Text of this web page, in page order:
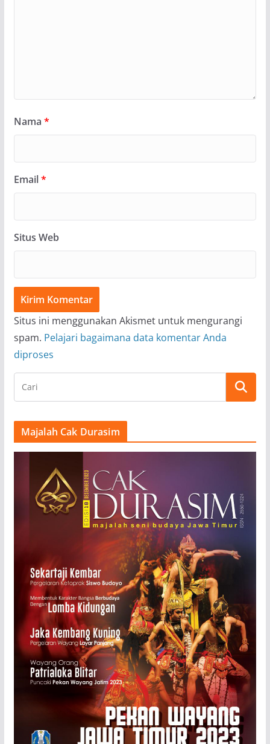
Nama *
Email*
Situs Web
Situs ini menggunakan Akismet untuk mengurangi
spam. Pelajari bagaimana data komentar Anda
diproses
Majalah Cak Durasim